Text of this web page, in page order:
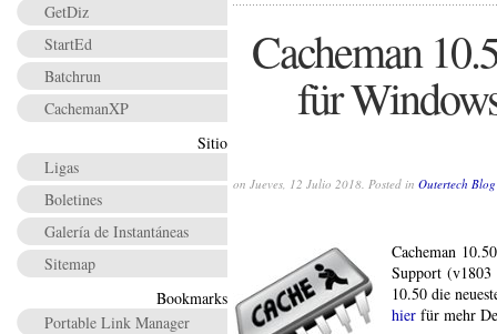
Cacheman
für
on Jueves, 12 Julio 2018. Posted in Outertech Blog
Cacheman
Support
10.50 die
hier für mehr
GetDiz
StartEd
Batchrun
CachemanXP
Sitio
Ligas
Boletines
Galería de Instantáneas
Sitemap
Bookmarks
Portable Link Manager